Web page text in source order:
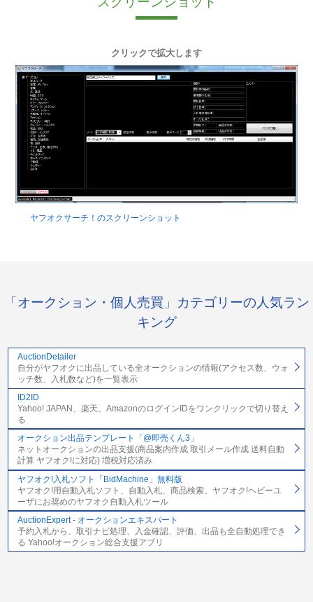
クリックで拡大します
ヤフオクサーチ！のスクリーンショット
「オークション・個人売買」カテゴリーの人気ラン
キング
AuctionDetailer
自分がヤフオクに出品している全オークションの情報(アクセス数、ウォ
ッチ数、入札数など)を一覧表示
ID2ID
Yahoo! JAPAN、楽天、AmazonのログインIDをワンクリックで切り替え
る
オークション出品テンプレート「@即売くん3」
ネットオークションの出品支援(商品案内作成 取引メール作成 送料自動
計算 ヤフオク!に対応) 増税対応済み
ヤフオク!入札ソフト「BidMachine」無料版
ヤフオク!用自動入札ソフト、自動入札、商品検索、ヤフオク!ヘビーユ
ーザにお奨めのヤフオク自動入札ツール
AuctionExpert - オークションエキスパート
予約入札から、取引ナビ処理、入金確認、評価、出品も全自動処理でき
る Yahoo!オークション総合支援アプリ